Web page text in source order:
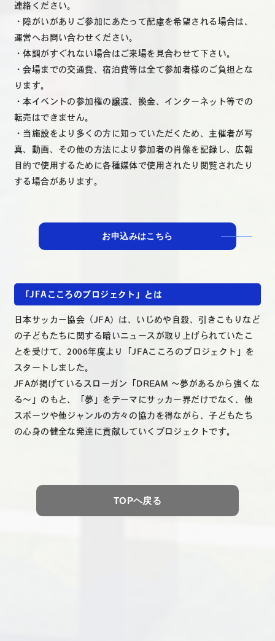
連絡ください。
・障がいがありご参加にあたって配慮を希望される場合は、
運営へお問い合わせください。
・体調がすぐれない場合はご来場を見合わせて下さい。
・会場までの交通費、宿泊費等は全て参加者様のご負担とな
ります。
・本イベントの参加権の譲渡、換金、インターネット等での
転売はできません。
・当施設をより多くの方に知っていただくため、主催者が写
真、動画、その他の方法により参加者の肖像を記録し、広報
目的で使用するために各種媒体で使用されたり閲覧されたり
する場合があります。
お申込みはこちら
「JFAこころのプロジェクト」とは
日本サッカー協会（JFA）は、いじめや自殺、引きこもりなど
の子どもたちに関する暗いニュースが取り上げられていたこ
とを受けて、2006年度より「JFAこころのプロジェクト」を
スタートしました。
JFAが掲げているスローガン「DREAM ～夢があるから強くな
る～」のもと、「夢」をテーマにサッカー界だけでなく、他
スポーツや他ジャンルの方々の協力を得ながら、子どもたち
の心身の健全な発達に貢献していくプロジェクトです。
TOPヘ戻る